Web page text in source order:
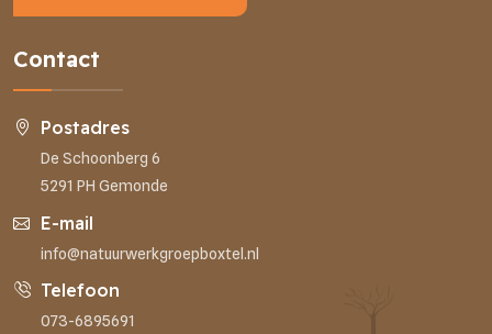
Contact
Postadres
De Schoonberg 6
5291 PH Gemonde
E-mail
info@natuurwerkgroepboxtel.nl
Telefoon
073-6895691